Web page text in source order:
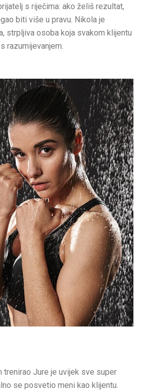
s riječima: ako želiš rezultat,
biti više u pravu. Nikola je
strpljiva osoba koja svakom klijentu
razumijevanjem.
trenirao Jure je uvijek sve super
se posvetio meni kao klijentu.